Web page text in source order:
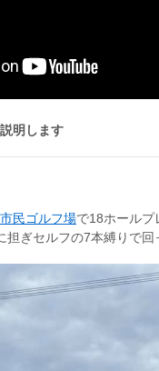
明します
民ゴルフ場で18ホールプ
ぎセルフの7本縛りで回